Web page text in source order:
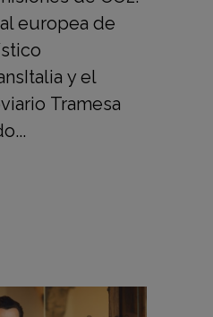
europea de
y el
Tramesa